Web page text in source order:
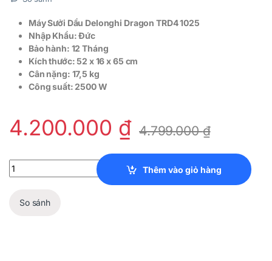
Máy Sưởi Dầu Delonghi Dragon TRD4 1025
Nhập Khẩu: Đức
Bảo hành: 12 Tháng
Kích thước: 52 x 16 x 65 cm
Cân nặng: 17,5 kg
Công suất: 2500 W
4.200.000 ₫ 4.799.000₫
Máy Sưởi Dầu Delonghi Dragon TRD4 1025 quantity
Thêm vào giỏ hàng
So sánh